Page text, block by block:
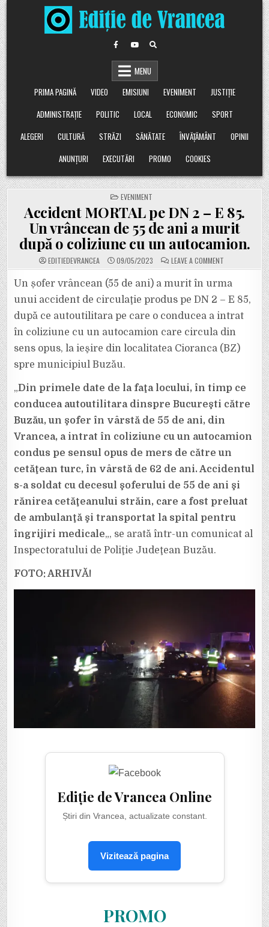
Skip
to
content
MENU
PRIMA PAGINĂ
VIDEO EMISIUNI EVENIMENT
JUSTIȚIE
ADMINISTRAȚIE
POLITIC LOCAL ECONOMIC
SPORT
ALEGERI
CULTURĂ STRĂZI SĂNĂTATE ÎNVĂȚĂMÂNT
OPINII
ANUNȚURI
EXECUTĂRI PROMO COOKIES
POSTED
IN
EVENIMENT
Accident MORTAL pe DN 2 – E 85.
Un vrâncean de 55 de ani a murit
după o coliziune cu un autocamion.
EDITIEDEVRANCEA 09/05/2023 LEAVE A COMMENT
ACCIDENT
PE
DN
–
85.
VRÂNCEAN
55
DE
O
CU
UN
AUTOCAMION.
Un șofer vrâncean (55 de ani) a murit în urma
unui accident de circulaţie produs pe DN 2 – E 85,
după ce autoutilitara pe care o conducea a intrat
în coliziune cu un autocamion care circula din
sens opus, la ieşire din localitatea Cioranca (BZ)
spre municipiul Buzău.
„Din primele date de la faţa locului, în timp ce
conducea autoutilitara dinspre Bucureşti către
Buzău, un şofer în vârstă de 55 de ani, din
Vrancea, a intrat în coliziune cu un autocamion
condus pe sensul opus de mers de către un
cetăţean turc, în vârstă de 62 de ani. Accidentul
s-a soldat cu decesul şoferului de 55 de ani şi
rănirea cetăţeanului străin, care a fost preluat
de ambulanţă şi transportat la spital pentru
îngrijiri medicale„, se arată într-un comunicat al
Inspectoratului de Poliţie Judeţean Buzău.
FOTO: ARHIVĂ!
Ediție de Vrancea Online
Știri din Vrancea, actualizate constant.
Vizitează pagina
PROMO